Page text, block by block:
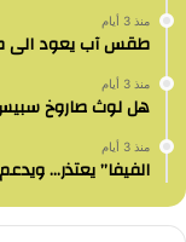
منذ 3 أيام
طقس آب يعود الى
منذ 3 أيام
هل لوث صاروخ
منذ 3 أيام
الفيفا” يعتذر…